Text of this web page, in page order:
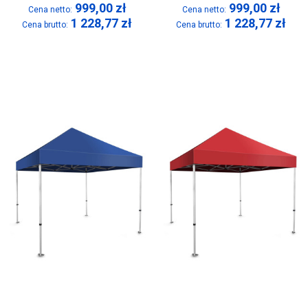
Cena netto: 999,00 zł
Cena brutto: 1 228,77 zł
Cena netto: 999,00 zł
Cena brutto: 1 228,77 zł